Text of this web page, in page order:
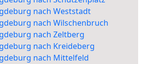
nach Weststadt
nach Wilschenbruch
nach Zeltberg
nach Kreideberg
nach Mittelfeld